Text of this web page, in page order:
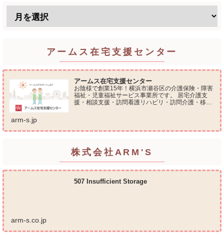
アームス在宅支援センター
アームス在宅支援センター
お陰様で創業15年！横浜市瀬谷区の介護保険・障害
福祉・児童福祉サービス事業所です。 居宅介護支
援・相談支援・訪問看護リハビリ・訪問介護・移動
arm-s.jp
株式会社ARM'S
507 Insufficient Storage
arm-s.co.jp